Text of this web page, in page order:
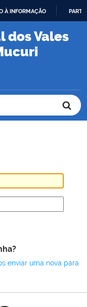
À INFORMAÇÃO
dos Vales
enviar uma nova para